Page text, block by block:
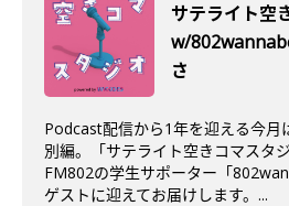
サテライト空
w/
さ
Podcast配信から1年を迎える今月
別編。「サテライト空きコマスタ
FM802の学生サポーター「
ゲストに迎えてお届けします。...